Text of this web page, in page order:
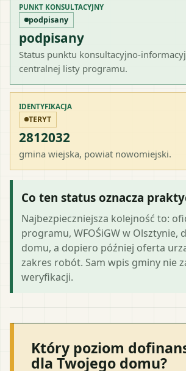
PUNKT KONSULTACYJNY
podpisany
podpisany
Status punktu konsultacyjno-
centralnej listy programu.
IDENTYFIKACJA
TERYT
2812032
gmina wiejska, powiat nowomiejski.
Co ten status oznacza
Najbezpieczniejsza kolejność to:
programu, WFOŚiGW w Olsztynie,
domu, a dopiero później oferta
zakres robót. Sam wpis gminy nie
weryfikacji.
Który poziom
dla Twojego domu?